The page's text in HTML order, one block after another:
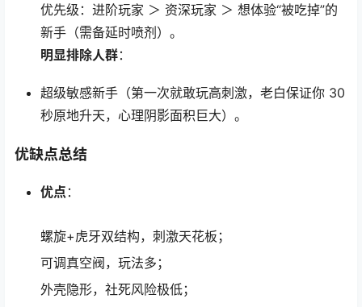
优先级：进阶玩家 ＞ 资深玩家 ＞ 想体验“被吃掉”的
新手（需备延时喷剂）。
明显排除人群：
超级敏感新手（第一次就敢玩高刺激，老白保证你 30
秒原地升天，心理阴影面积巨大）。
优缺点总结
优点 ：
螺旋+虎牙双结构，刺激天花板；
可调真空阀，玩法多；
外壳隐形，社死风险极低；